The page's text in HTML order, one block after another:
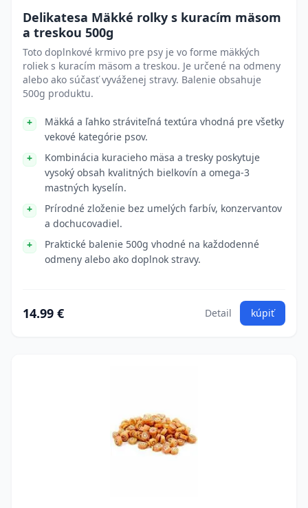
Delikatesa Mäkké rolky s kuracím mäsom
a treskou 500g
Toto doplnkové krmivo pre psy je vo forme mäkkých
roliek s kuracím mäsom a treskou. Je určené na odmeny
alebo ako súčasť vyváženej stravy. Balenie obsahuje
500g produktu.
Mäkká a ľahko stráviteľná textúra vhodná pre všetky
vekové kategórie psov.
Kombinácia kuracieho mäsa a tresky poskytuje
vysoký obsah kvalitných bielkovín a omega-3
mastných kyselín.
Prírodné zloženie bez umelých farbív, konzervantov
a dochucovadiel.
Praktické balenie 500g vhodné na každodenné
odmeny alebo ako doplnok stravy.
14.99 € Detail kúpiť